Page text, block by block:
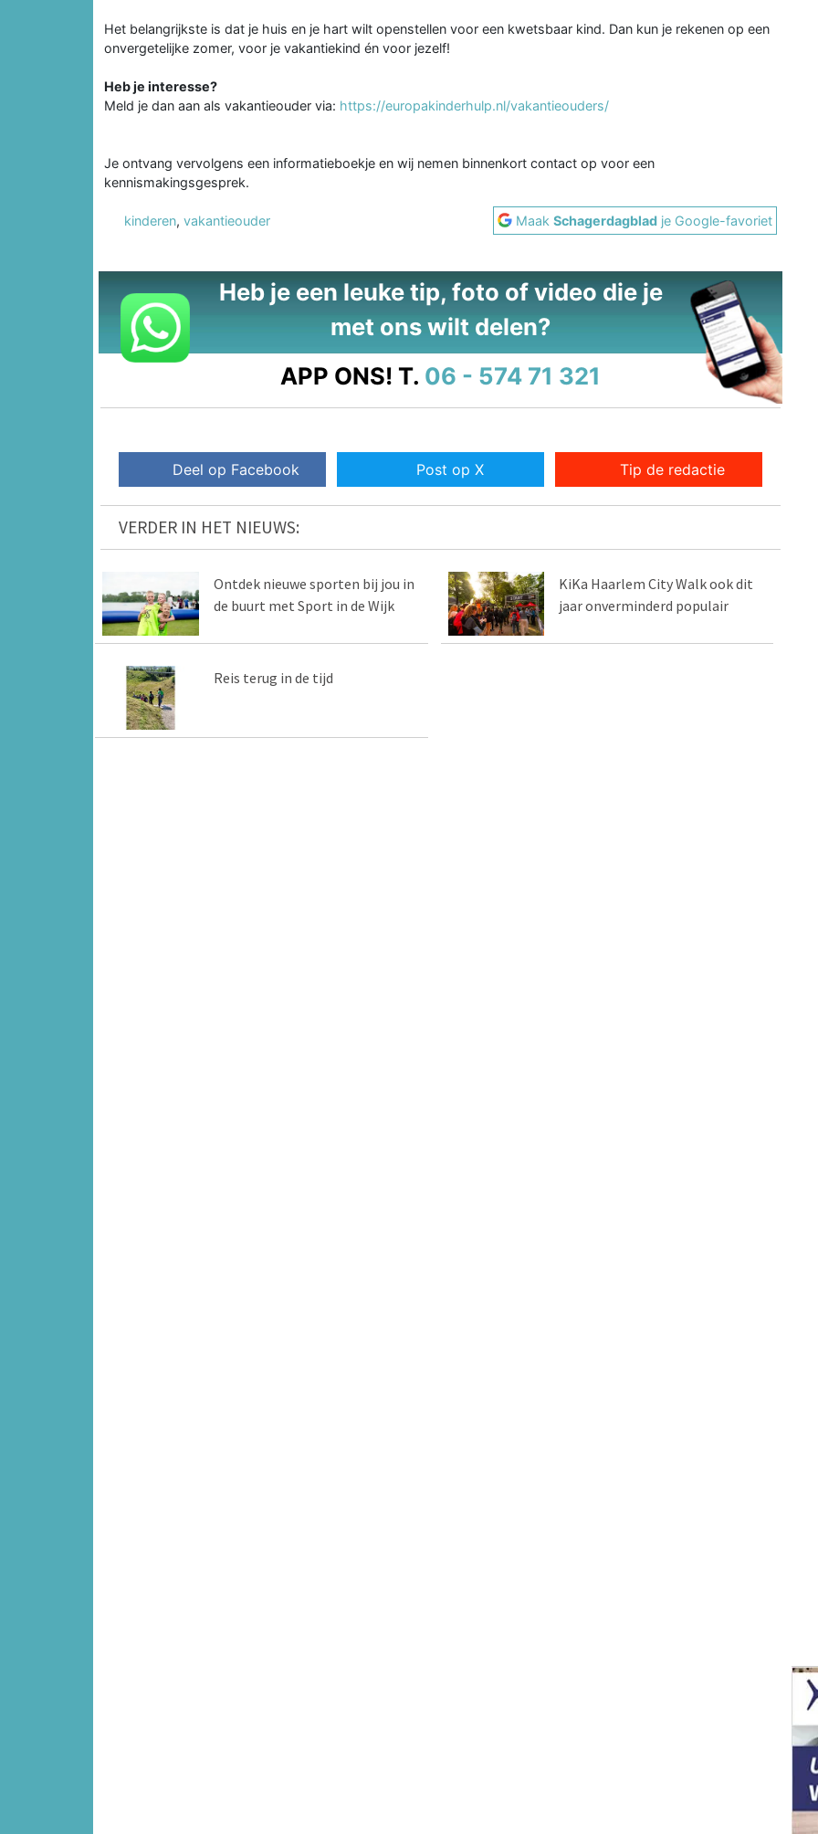
Het belangrijkste is dat je huis en je hart wilt openstellen voor een kwetsbaar kind. Dan kun je rekenen op een
onvergetelijke zomer, voor je vakantiekind én voor jezelf!
Heb je interesse?
Meld je dan aan als vakantieouder via: https://europakinderhulp.nl/vakantieouders/
Je ontvang vervolgens een informatieboekje en wij nemen binnenkort contact op voor een
kennismakingsgesprek.
kinderen, vakantieouder MaakSchagerdagblad je Google-favoriet
Heb je een leuke tip, foto of video die je
met ons wilt delen?
APP ONS! T. 06 - 574 71 321
Deel op Facebook Post op X Tip de redactie
VERDER IN HET NIEUWS:
Ontdek nieuwe sporten bij jou in
de buurt met Sport in de Wijk
KiKa Haarlem City Walk ook dit
jaar onverminderd populair
Reis terug in de tijd